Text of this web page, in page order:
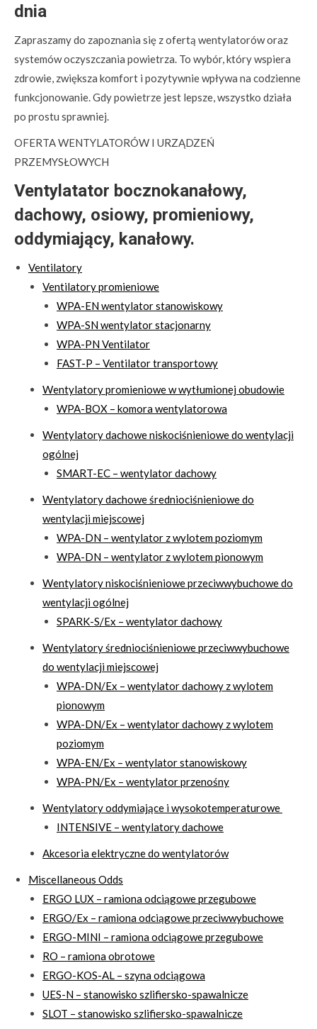
dnia
Zapraszamy do zapoznania się z ofertą wentylatorów oraz
systemów oczyszczania powietrza. To wybór, który wspiera
zdrowie, zwiększa komfort i pozytywnie wpływa na codzienne
funkcjonowanie. Gdy powietrze jest lepsze, wszystko działa
po prostu sprawniej.
OFERTA WENTYLATORÓW I URZĄDZEŃ
PRZEMYSŁOWYCH
Ventylatator bocznokanałowy,
dachowy, osiowy, promieniowy,
oddymiający, kanałowy.
Ventilatory
Ventilatory promieniowe
WPA-EN wentylator stanowiskowy
WPA-SN wentylator stacjonarny
WPA-PN Ventilator
FAST-P – Ventilator transportowy
Wentylatory promieniowe w wytłumionej obudowie
WPA-BOX – komora wentylatorowa
Wentylatory dachowe niskociśnieniowe do wentylacji
ogólnej
SMART-EC – wentylator dachowy
Wentylatory dachowe średniociśnieniowe do
wentylacji miejscowej
WPA-DN – wentylator z wylotem poziomym
WPA-DN – wentylator z wylotem pionowym
Wentylatory niskociśnieniowe przeciwwybuchowe do
wentylacji ogólnej
SPARK-S/Ex – wentylator dachowy
Wentylatory średniociśnieniowe przeciwwybuchowe
do wentylacji miejscowej
WPA-DN/Ex – wentylator dachowy z wylotem
pionowym
WPA-DN/Ex – wentylator dachowy z wylotem
poziomym
WPA-EN/Ex – wentylator stanowiskowy
WPA-PN/Ex – wentylator przenośny
Wentylatory oddymiające i wysokotemperaturowe
INTENSIVE – wentylatory dachowe
Akcesoria elektryczne do wentylatorów
Miscellaneous Odds
ERGO LUX – ramiona odciągowe przegubowe
ERGO/Ex – ramiona odciągowe przeciwwybuchowe
ERGO-MINI – ramiona odciągowe przegubowe
RO – ramiona obrotowe
ERGO-KOS-AL – szyna odciągowa
UES-N – stanowisko szlifiersko-spawalnicze
SLOT – stanowisko szlifiersko-spawalnicze